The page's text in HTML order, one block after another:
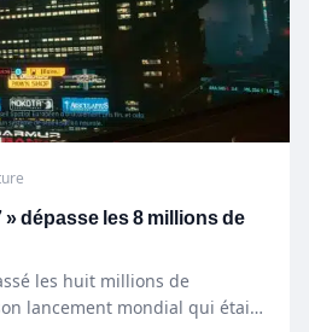
dépasse les 8 millions de
les huit millions de
lancement mondial qui était